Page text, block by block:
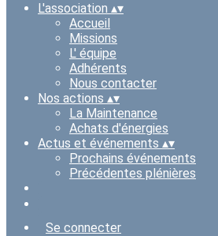
L'association ▴▾
Accueil
Missions
L' équipe
Adhérents
Nous contacter
Nos actions ▴▾
La Maintenance
Achats d'énergies
Actus et événements ▴▾
Prochains événements
Précédentes plénières
Se connecter